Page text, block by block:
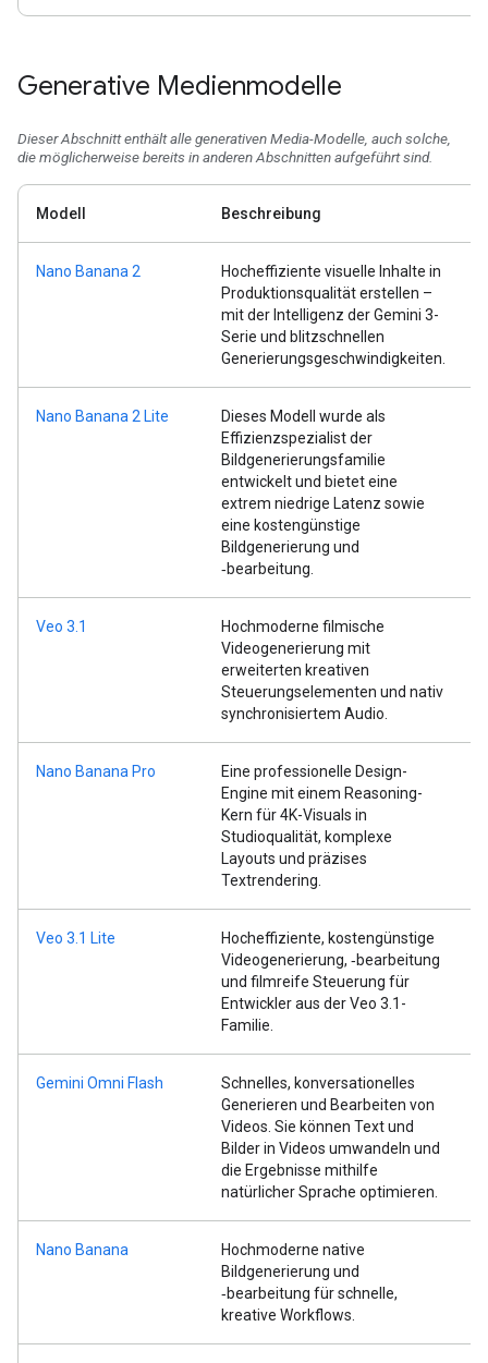
Generative Medienmodelle
Dieser Abschnitt enthält alle generativen Media-Modelle, auch solche,
die möglicherweise bereits in anderen Abschnitten aufgeführt sind.
Modell Beschreibung
Nano Banana 2
Hocheffiziente visuelle Inhalte in
Produktionsqualität erstellen –
mit der Intelligenz der Gemini 3-
Serie und blitzschnellen
Generierungsgeschwindigkeiten.
Nano Banana 2 Lite
Dieses Modell wurde als
Effizienzspezialist der
Bildgenerierungsfamilie
entwickelt und bietet eine
extrem niedrige Latenz sowie
eine kostengünstige
Bildgenerierung und
‑bearbeitung.
Veo 3.1
Hochmoderne filmische
Videogenerierung mit
erweiterten kreativen
Steuerungselementen und nativ
synchronisiertem Audio.
Nano Banana Pro
Eine professionelle Design-
Engine mit einem Reasoning-
Kern für 4K-Visuals in
Studioqualität, komplexe
Layouts und präzises
Textrendering.
Veo 3.1 Lite
Hocheffiziente, kostengünstige
Videogenerierung, ‑bearbeitung
und filmreife Steuerung für
Entwickler aus der Veo 3.1-
Familie.
Gemini Omni Flash
Schnelles, konversationelles
Generieren und Bearbeiten von
Videos. Sie können Text und
Bilder in Videos umwandeln und
die Ergebnisse mithilfe
natürlicher Sprache optimieren.
Nano Banana
Hochmoderne native
Bildgenerierung und
‑bearbeitung für schnelle,
kreative Workflows.